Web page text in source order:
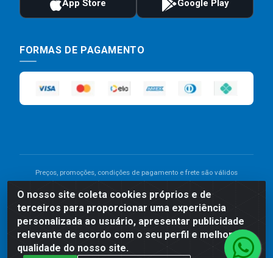
O nosso site coleta cookies próprios e de
terceiros para proporcionar uma experiência
personalizada ao usuário, apresentar publicidade
relevante de acordo com o seu perfil e melhorar a
qualidade do nosso site.
FORMAS DE PAGAMENTO
Preços, promoções, condições de pagamento e frete são válidos
divergência de preço de um produto, será válido o preço que for
exibido no carrinho de compras do site no momento do pagamento.
As vendas estão sujeitas a análise e disponibilidade do estoque.
Imagens de produtos meramente ilustrativas.
Comercial de Construção 2001 LTDA - Av. Congresso